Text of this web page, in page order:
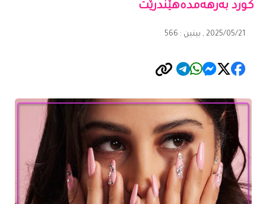
کورد بەرهەمدەهێندرێت
2025/05/21 , بینین : 566